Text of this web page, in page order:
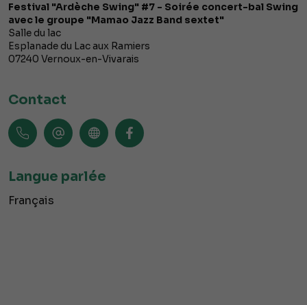
Festival "Ardèche Swing" #7 - Soirée concert-bal Swing
avec le groupe "Mamao Jazz Band sextet"
Salle du lac
Esplanade du Lac aux Ramiers
07240 Vernoux-en-Vivarais
Contact
Langue parlée
Français